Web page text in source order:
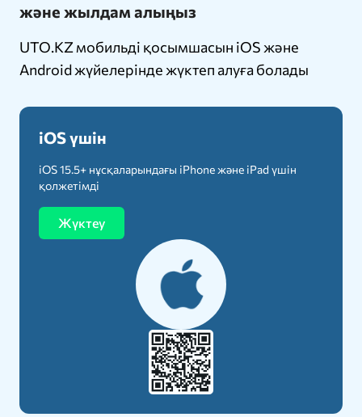
және жылдам алыңыз
UTO.KZ мобильді қосымшасын iOS және
Android жүйелерінде жүктеп алуға болады
iOS үшін
iOS 15.5+ нұсқаларындағы iPhone және iPad үшін
қолжетімді
Жүктеу